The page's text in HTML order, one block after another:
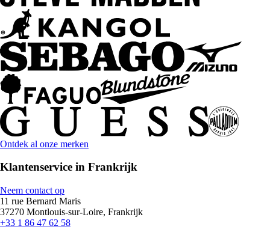
Ontdek al onze merken
Klantenservice in Frankrijk
Neem contact op
11 rue Bernard Maris
37270 Montlouis-sur-Loire, Frankrijk
+33 1 86 47 62 58